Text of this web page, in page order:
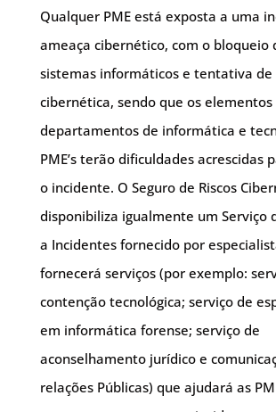
Qualquer PME está exposta a uma
ameaça cibernético, com o bloqueio
sistemas informáticos e tentativa
cibernética, sendo que os elementos
departamentos de informática e
PME’s terão dificuldades acrescidas
o incidente. O Seguro de Riscos
disponibiliza igualmente um Serviço
a Incidentes fornecido por
fornecerá serviços (por exemplo:
contenção tecnológica; serviço de
em informática forense; serviço de
aconselhamento jurídico e
relações Públicas) que ajudará as